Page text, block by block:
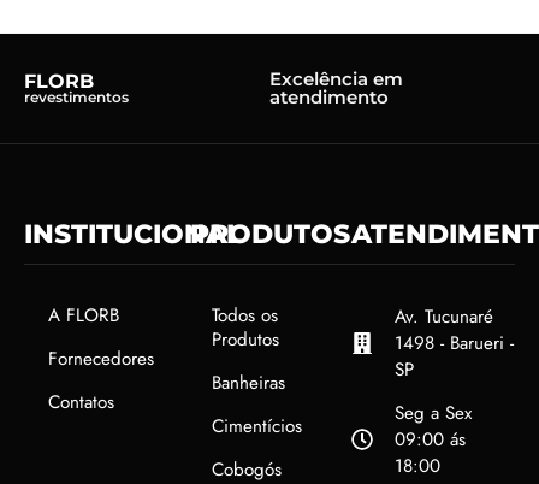
FLORB
revestimentos
Excelência em
atendimento
INSTITUCIONAL
A FLORB
Fornecedores
Contatos
PRODUTOS
Todos os
Produtos
Banheiras
Cimentícios
Cobogós
Av. Tucunaré
1498 - Barueri -
SP
Seg a Sex
09:00 ás
18:00